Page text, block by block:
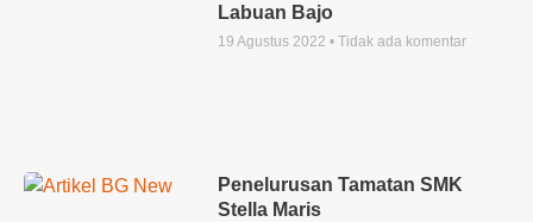
Labuan Bajo
19 Agustus 2022 Tidak ada komentar
Penelurusan Tamatan SMK
Stella Maris